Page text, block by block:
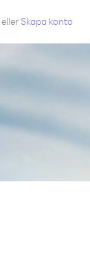
eller Skapa konto